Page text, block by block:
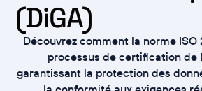
(DiGA)
Découvrez comment la norme
processus de certification de
garantissant la protection des